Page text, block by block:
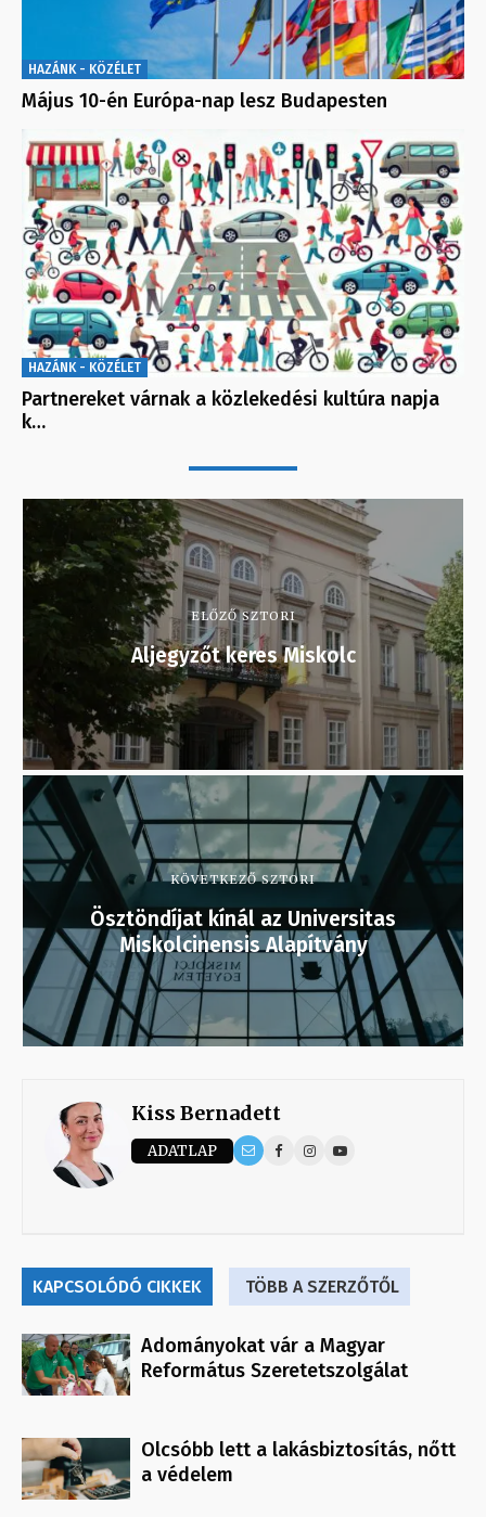
HAZÁNK - KÖZÉLET
Május 10-én Európa-nap lesz Budapesten
HAZÁNK - KÖZÉLET
Partnereket várnak a közlekedési kultúra napja
k…
ELŐZŐ SZTORI
Aljegyzőt keres Miskolc
KÖVETKEZŐ SZTORI
Ösztöndíjat kínál az Universitas
Miskolcinensis Alapítvány
Kiss Bernadett
ADATLAP
KAPCSOLÓDÓ CIKKEK TÖBB A SZERZŐTŐL
Adományokat vár a Magyar
Református Szeretetszolgálat
Olcsóbb lett a lakásbiztosítás, nőtt
a védelem